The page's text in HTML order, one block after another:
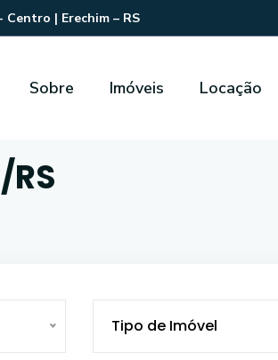
Centro | Erechim – RS
Sobre Imóveis Locação
Tipo de Imóvel